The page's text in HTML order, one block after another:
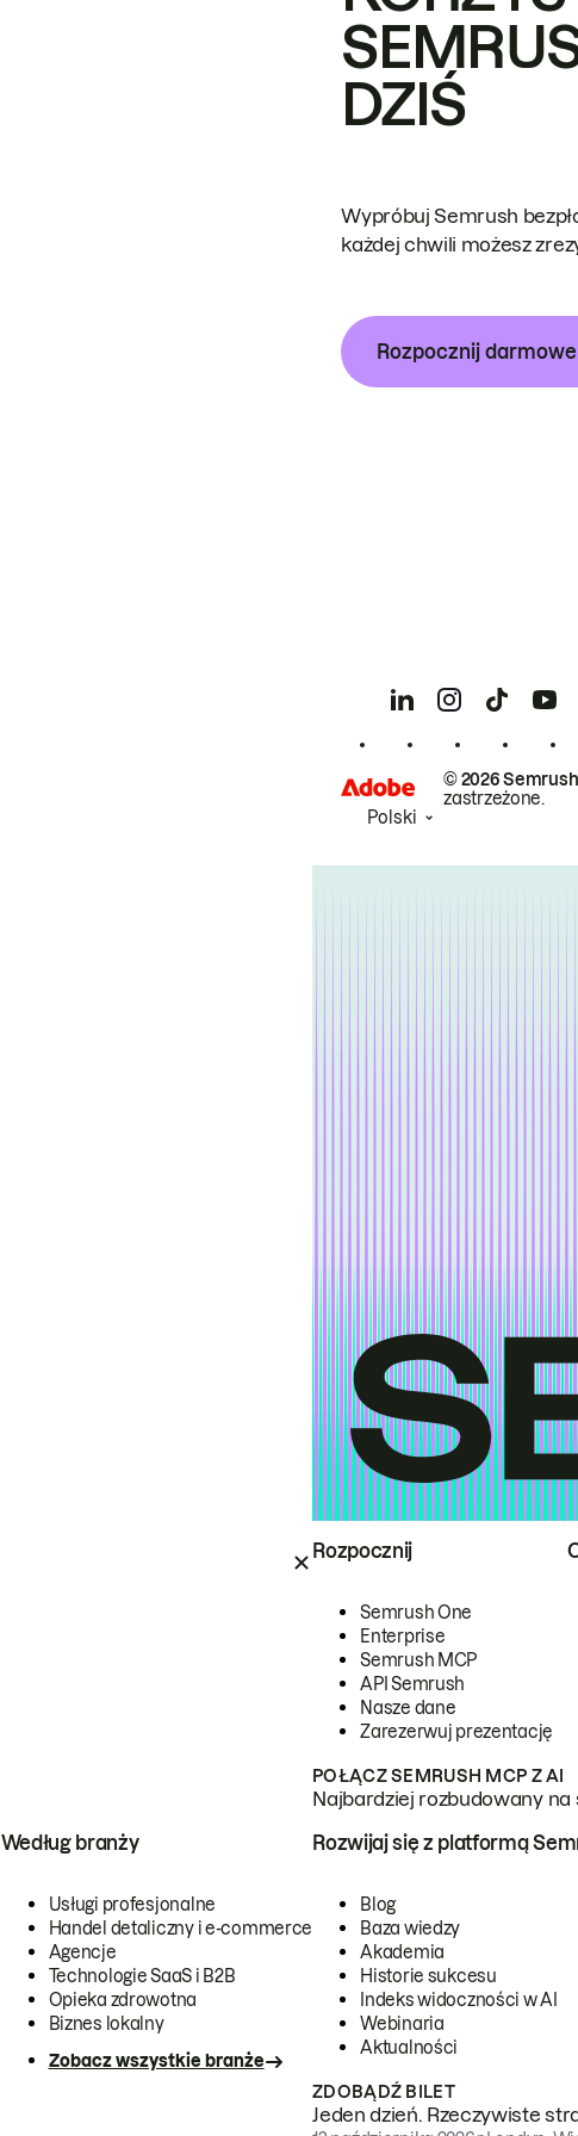
Rozpocznij
Semrush One
Enterprise
Semrush MCP
API Semrush
Nasze dane
Zarezerwuj prezentację
POŁĄCZ SEMRUSH MCP Z AI
Najbardziej rozbudowany
Według branży
Usługi profesjonalne
Handel detaliczny i e-commerce
Agencje
Technologie SaaS i B2B
Opieka zdrowotna
Biznes lokalny
Zobacz wszystkie branże
Rozwijaj się z platformą
Blog
Baza wiedzy
Akademia
Historie sukcesu
Indeks widoczności w AI
Webinaria
Aktualności
ZDOBĄDŹ BILET
Jeden dzień. Rzeczywiste
DZIŚ
Wypróbuj Semrush
każdej chwili możesz
Rozpocznij
© 2026
zastrzeżone.
Polski